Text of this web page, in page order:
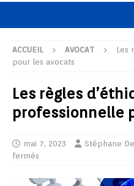
ACCUEIL AVOCAT
Les
pour les avocats
Les règles
professionnelle
mai 7, 2023 Stéphane
fermés